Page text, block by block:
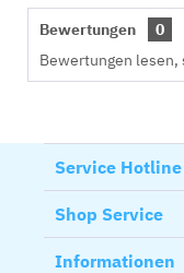
Bewertungen
0
Bewertungen
Service Hotline
Shop Service
Informationen